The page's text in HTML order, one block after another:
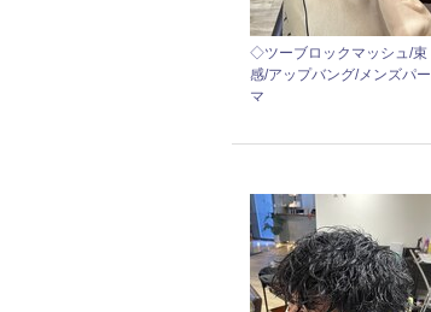
◇ツーブロックマッシュ/束
感/アップバング/メンズパー
マ